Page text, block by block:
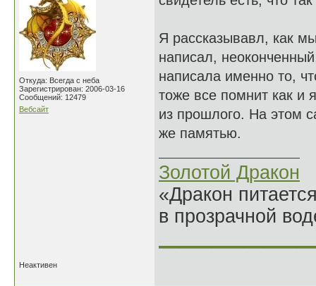
Откуда: Всегда с неба
Зарегистрирован: 2006-03-16
Сообщений: 12479
Вебсайт
Я рассказывавл, как
написал,
написала именно то,
тоже все помнит как и
из прошлого. На этом
же памятью.
Золотой Дракон
«Дракон
в прозрачной
Неактивен